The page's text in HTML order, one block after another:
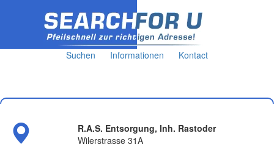
Suchen Informationen Kontact
R.A.S. Entsorgung, Inh. Rastoder
Wilerstrasse 31A